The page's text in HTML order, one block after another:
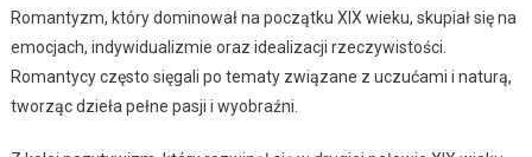
Romantyzm, który dominował na początku XIX wieku, skupiał się na
emocjach, indywidualizmie oraz idealizacji rzeczywistości.
Romantycy często sięgali po tematy związane z uczućami i naturą,
tworząc dzieła pełne pasji i wyobraźni.